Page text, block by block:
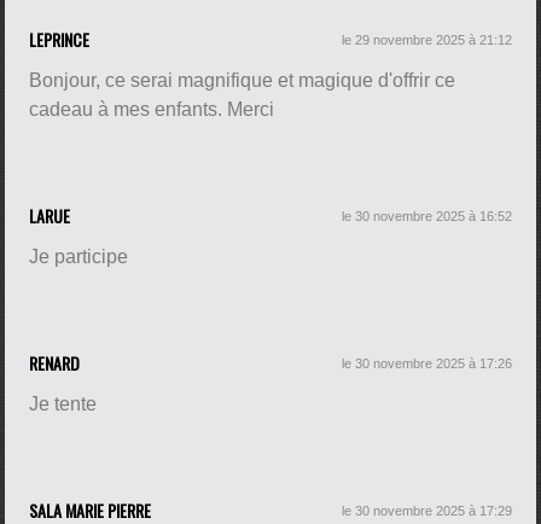
LEPRINCE le 29 novembre 2025 à 21:12
Bonjour, ce serai magnifique et magique d'offrir ce
cadeau à mes enfants. Merci
LARUE le 30 novembre 2025 à 16:52
Je participe
RENARD le 30 novembre 2025 à 17:26
Je tente
SALA MARIE PIERRE le 30 novembre 2025 à 17:29